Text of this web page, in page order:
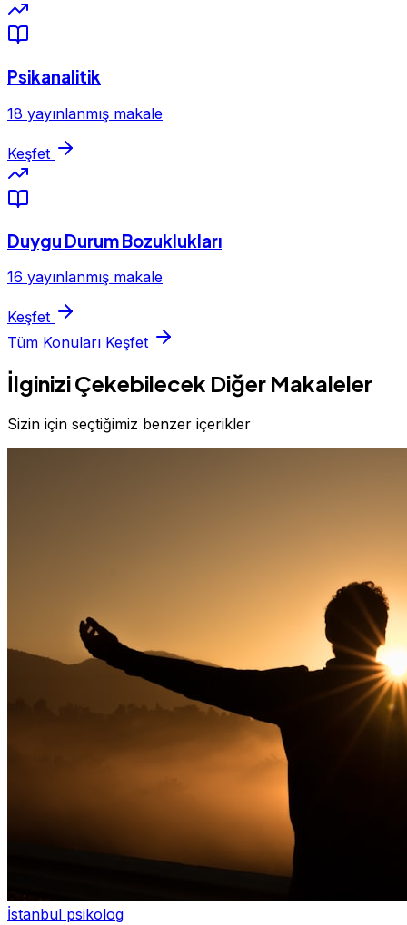
Psikanalitik
18 yayınlanmış makale
Keşfet
Duygu Durum Bozuklukları
16 yayınlanmış makale
Keşfet
Tüm Konuları Keşfet
İlginizi Çekebilecek Diğer Makaleler
Sizin için seçtiğimiz benzer içerikler
İstanbul psikolog